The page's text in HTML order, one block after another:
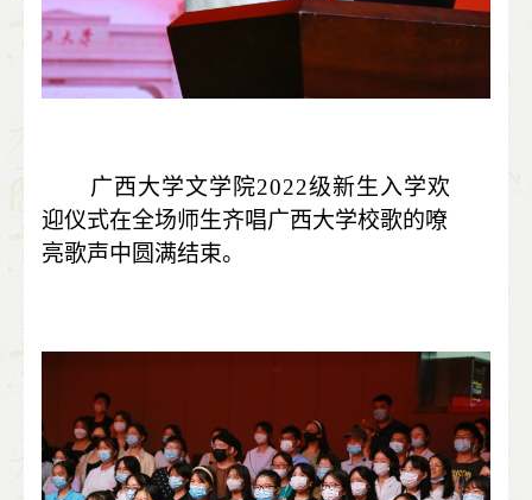
广西大学文学院2022级新生入学欢
迎仪式在全场师生齐唱广西大学校歌的嘹
亮歌声中圆满结束。